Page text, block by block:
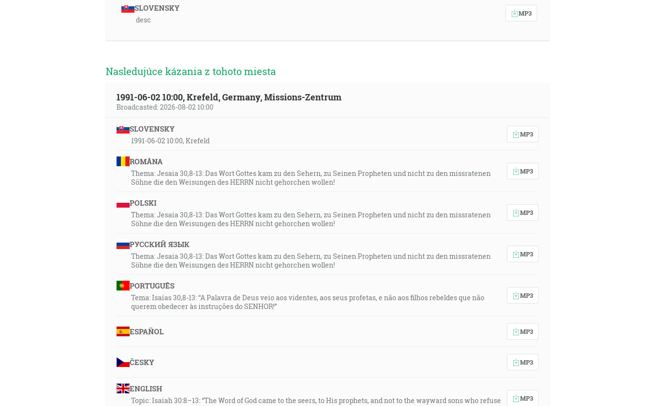
SLOVENSKY
desc
MP3
Nasledujúce kázania z tohoto miesta
1991-06-02 10:00, Krefeld, Germany, Missions-Zentrum
Broadcasted: 2026-08-02 10:00
SLOVENSKY
1991-06-02 10:00, Krefeld
MP3
ROMÂNA
Thema: Jesaia 30,8-13: Das Wort Gottes kam zu den Sehern, zu Seinen Propheten und nicht zu den missratenen
Söhne die den Weisungen des HERRN nicht gehorchen wollen!
MP3
POLSKI
Thema: Jesaia 30,8-13: Das Wort Gottes kam zu den Sehern, zu Seinen Propheten und nicht zu den missratenen
Söhne die den Weisungen des HERRN nicht gehorchen wollen!
MP3
РУССКИЙ ЯЗЫК
Thema: Jesaia 30,8-13: Das Wort Gottes kam zu den Sehern, zu Seinen Propheten und nicht zu den missratenen
Söhne die den Weisungen des HERRN nicht gehorchen wollen!
MP3
PORTUGUÊS
Tema: Isaías 30,8-13: “A Palavra de Deus veio aos videntes, aos seus profetas, e não aos filhos rebeldes que não
querem obedecer às instruções do SENHOR!”
MP3
ESPAÑOL MP3
ČESKY MP3
ENGLISH
Topic: Isaiah 30:8–13: “The Word of God came to the seers, to His prophets, and not to the wayward sons who refuse
MP3